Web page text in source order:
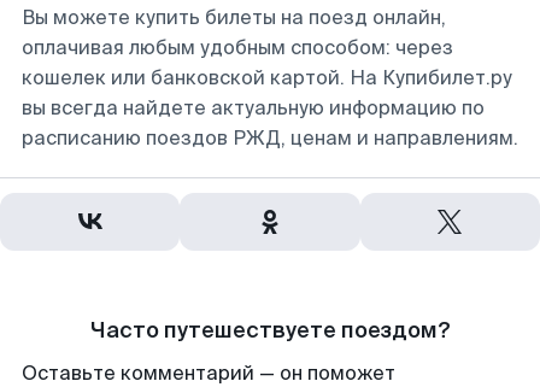
Вы можете купить билеты на поезд онлайн,
оплачивая любым удобным способом: через
кошелек или банковской картой. На Купибилет.ру
вы всегда найдете актуальную информацию по
расписанию поездов РЖД, ценам и направлениям.
Часто путешествуете поездом?
Оставьте комментарий — он поможет